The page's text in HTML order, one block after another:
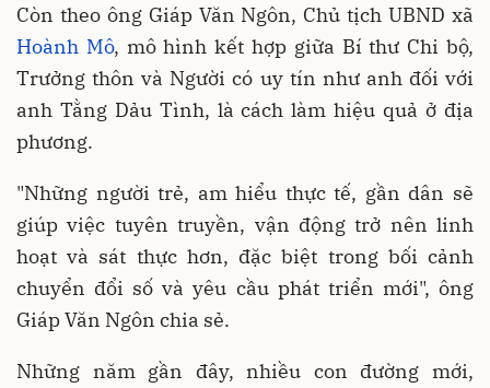
Còn theo ông Giáp Văn Ngôn, Chủ tịch UBND xã
Hoành Mô, mô hình kết hợp giữa Bí thư Chi bộ,
Trưởng thôn và Người có uy tín như anh đối với
anh Tằng Dảu Tình, là cách làm hiệu quả ở địa
phương.
"Những người trẻ, am hiểu thực tế, gần dân sẽ
giúp việc tuyên truyền, vận động trở nên linh
hoạt và sát thực hơn, đặc biệt trong bối cảnh
chuyển đổi số và yêu cầu phát triển mới", ông
Giáp Văn Ngôn chia sẻ.
Những năm gần đây, nhiều con đường mới,